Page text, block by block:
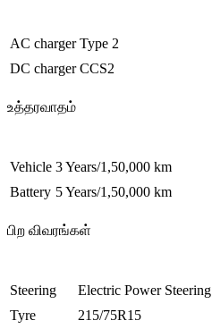
AC charger Type 2
DC charger CCS2
உத்தரவாதம்
Vehicle 3 Years/1,50,000 km
Battery 5 Years/1,50,000 km
பிற விவரங்கள்
Steering
Electric Power Steering
Tyre
215/75R15